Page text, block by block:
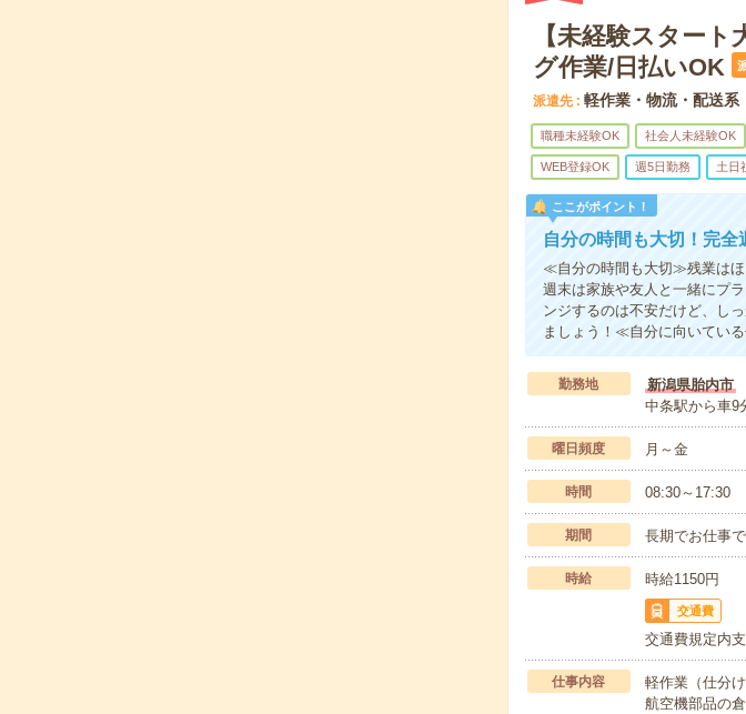
【未経験スター
グ作業/日払いOK
派遣先 軽作業・物流・配送系
職種未経験OK 社会人未経験OK
WEB登録OK 週5日勤務 土日
ここがポイント！
自分の時間も大切！完全
≪自分の時間も大切≫残業は
週末は家族や友人と一緒にプ
ンジするのは不安だけど、し
ましょう！≪自分に向いてい
勤務地
新潟県胎内市
中条駅から車9
曜日頻度 月～金
時間 08:30～17:30
期間 長期でお仕事
時給 時給1150円
交通費
交通費規定内
仕事内容
軽作業（仕分
航空機部品の